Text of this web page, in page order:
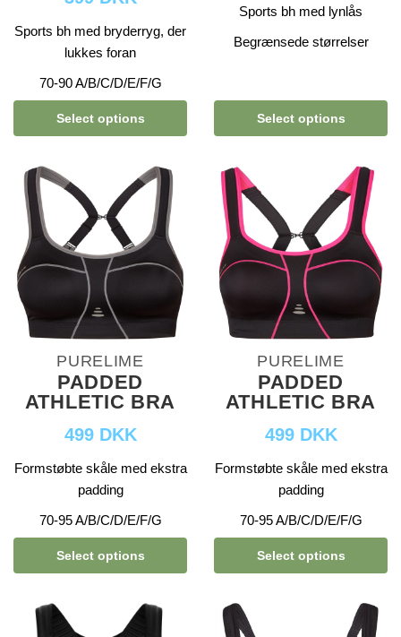
Sports bh med bryderryg, der
lukkes foran
70-90 A/B/C/D/E/F/G
Select options
Sports bh med lynlås
Begrænsede størrelser
Select options
PURELIME
PADDED
ATHLETIC BRA
499 DKK
Formstøbte skåle med ekstra
padding
70-95 A/B/C/D/E/F/G
Select options
PURELIME
PADDED
ATHLETIC BRA
499 DKK
Formstøbte skåle med ekstra
padding
70-95 A/B/C/D/E/F/G
Select options